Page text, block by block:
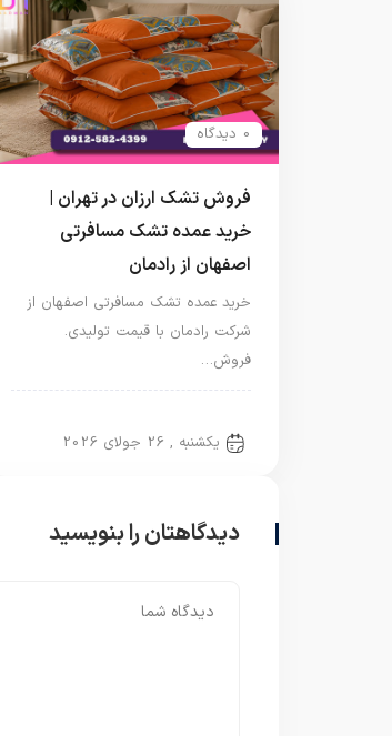
0 دیدگاه
فروش تشک ارزان در تهران |
خرید عمده تشک مسافرتی
اصفهان از رادمان
خرید عمده تشک مسافرتی اصفهان از
شرکت رادمان با قیمت تولیدی.
فروش…
یکشنبه , 26 جولای 2026
دیدگاهتان را بنویسید